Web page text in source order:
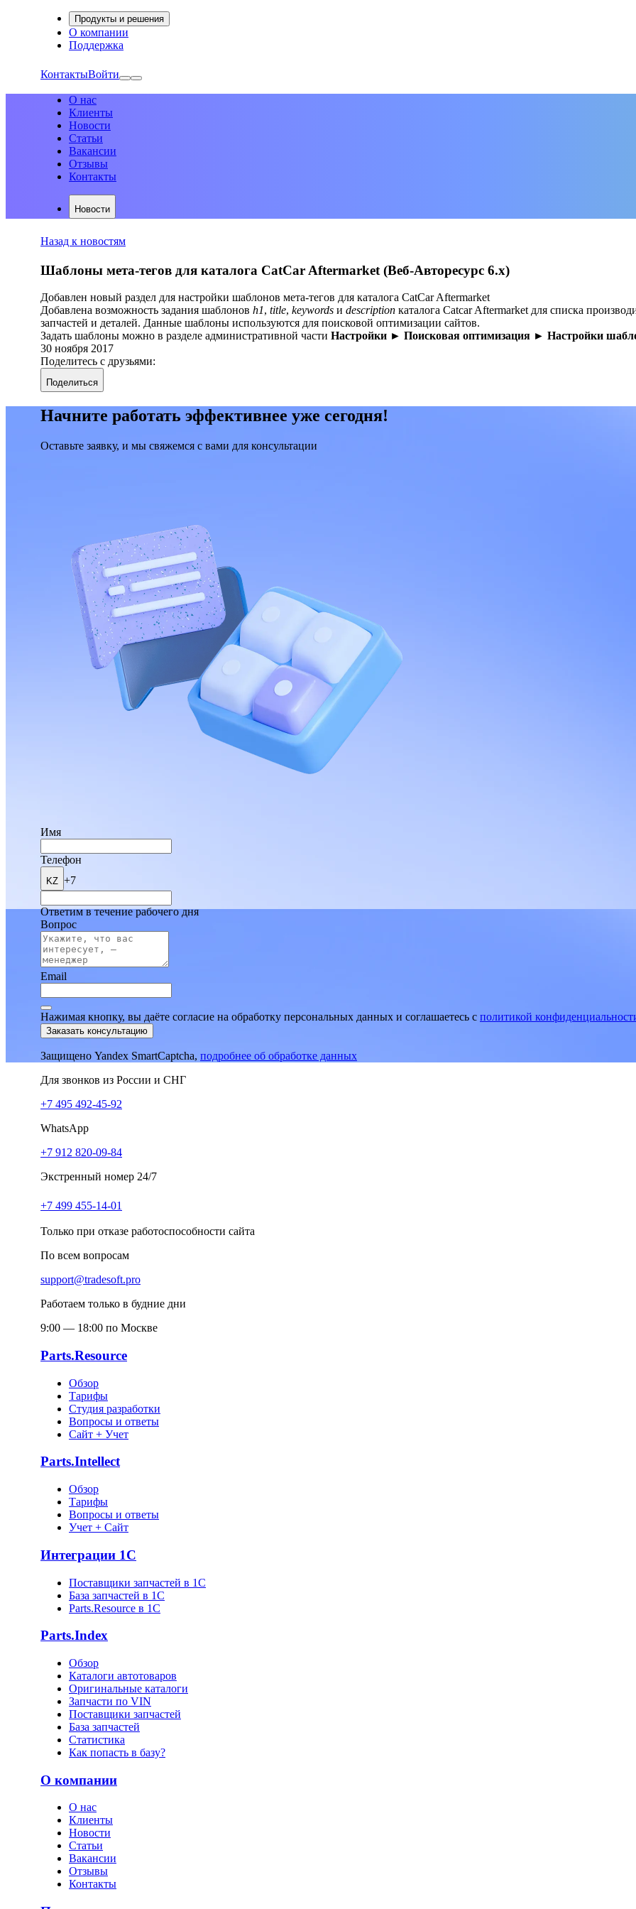
Продукты и решения
О компании
Поддержка
КонтактыВойти
О нас
Клиенты
Новости
Статьи
Вакансии
Отзывы
Контакты
Новости
Назад к новостям
Шаблоны мета-тегов для каталога CatCar Aftermarket (Веб-Авторесурс 6.х)
Добавлен новый раздел для настройки шаблонов мета-тегов для каталога CatCar Aftermarket
Добавлена возможность задания шаблонов h1, title, keywords и description каталога Catcar Aftermarket для списка
запчастей и деталей. Данные шаблоны используются для поисковой оптимизации сайтов.
Задать шаблоны можно в разделе административной части Настройки ► Поисковая оптимизация ► Настройки
30 ноября 2017
Поделитесь с друзьями:
Поделиться
Начните работать эффективнее уже сегодня!
Оставьте заявку, и мы свяжемся с вами для консультации
Имя
Телефон
KZ +7
Ответим в течение рабочего дня
Вопрос
Email
Нажимая кнопку, вы даёте согласие на обработку персональных данных и соглашаетесь c политикой
Заказать консультацию
Защищено Yandex SmartCaptcha, подробнее об обработке данных
Для звонков из России и СНГ
+7 495 492-45-92
WhatsApp
+7 912 820-09-84
Экстренный номер 24/7
+7 499 455-14-01
Только при отказе работоспособности сайта
По всем вопросам
support@tradesoft.pro
Работаем только в будние дни
9:00 — 18:00 по Москве
Parts.Resource
Обзор
Тарифы
Студия разработки
Вопросы и ответы
Сайт + Учет
Parts.Intellect
Обзор
Тарифы
Вопросы и ответы
Учет + Сайт
Интеграции 1С
Поставщики запчастей в 1C
База запчастей в 1С
Parts.Resource в 1C
Parts.Index
Обзор
Каталоги автотоваров
Оригинальные каталоги
Запчасти по VIN
Поставщики запчастей
База запчастей
Статистика
Как попасть в базу?
О компании
О нас
Клиенты
Новости
Статьи
Вакансии
Отзывы
Контакты